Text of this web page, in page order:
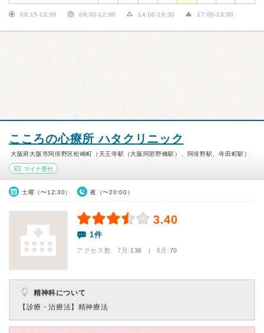
08:15-12:00 09:00-12:00 14:00-16:30 17:00-19:00
こころの心療所 ハタクリニック
大阪府大阪市阿倍野区松崎町（天王寺駅（大阪阿部野橋駅）、阿倍野駅、寺田町駅）
マイナ受付
土曜（〜12:30） 夜（〜20:00）
3.40
1件
アクセス数 7月:136 | 6月:70
精神科について
【診療・治療法】 精神療法